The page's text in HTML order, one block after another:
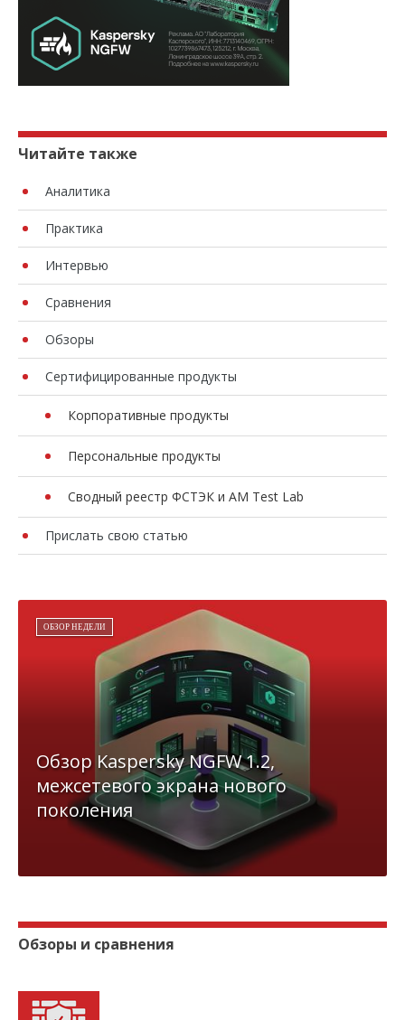
Читайте также
Аналитика
Практика
Интервью
Сравнения
Обзоры
Сертифицированные продукты
Корпоративные продукты
Персональные продукты
Сводный реестр ФСТЭК и AM Test Lab
Прислать свою статью
ОБЗОР НЕДЕЛИ
Обзор Kaspersky NGFW 1.2,
межсетевого экрана нового
поколения
Обзоры и сравнения